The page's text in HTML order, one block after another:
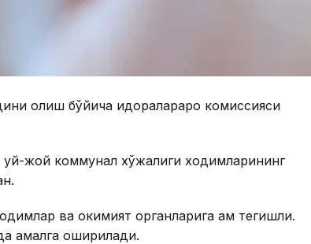
олиш бўйича идоралараро комиссияси
уй-жой коммунал хўжалиги ходимларининг
ва ҳокимият органларига ҳам тегишли.
амалга оширилади.